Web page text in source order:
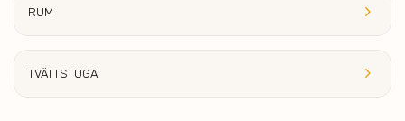
keyboard_arrow_right
RUM
keyboard_arrow_right
TVÄTTSTUGA